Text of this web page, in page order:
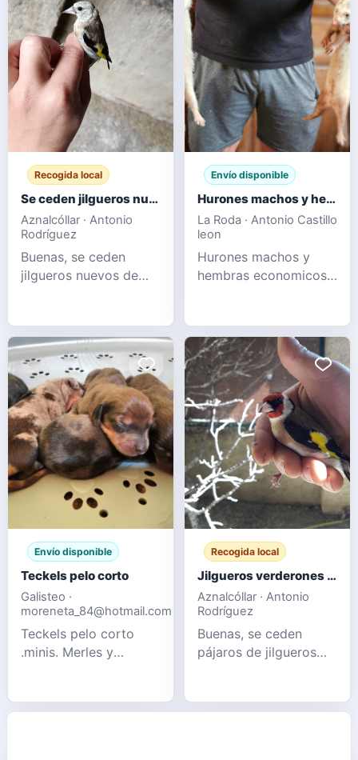
disponible, en su
pedigree podemos
encontrar perros como
ddk9's Hulk,
Alphadog's Iron Man,
Rbg King liguer, New
Era Pitbul
Recogida local
Se ceden jilgueros nuevos de este año
Aznalcóllar · Antonio
Rodríguez
Buenas, se ceden
jilgueros nuevos de
mudar, pajaros
preciosos se dan en
mano, un saludo.+34
697 34 74 54
Envío disponible
Hurones machos y hembras
La Roda · Antonio Castillo
leon
Hurones machos y
hembras economicos
Envío disponible
Teckels pelo corto
Galisteo ·
moreneta_84@hotmail.com
Teckels pelo corto
.minis. Merles y
privado 📩
Recogida local
Jilgueros verderones pardillos
Aznalcóllar · Antonio
Rodríguez
Buenas, se ceden
pájaros de jilgueros
también de otros años